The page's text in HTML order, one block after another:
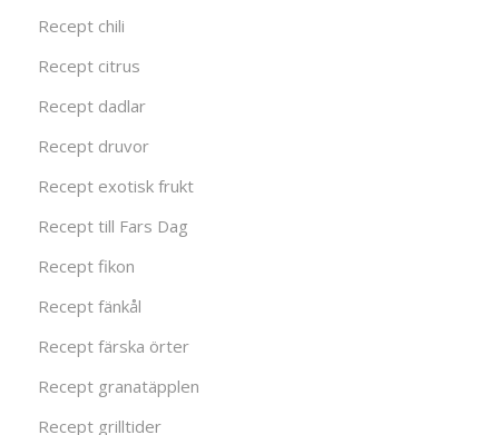
Recept chili
Recept citrus
Recept dadlar
Recept druvor
Recept exotisk frukt
Recept till Fars Dag
Recept fikon
Recept fänkål
Recept färska örter
Recept granatäpplen
Recept grilltider